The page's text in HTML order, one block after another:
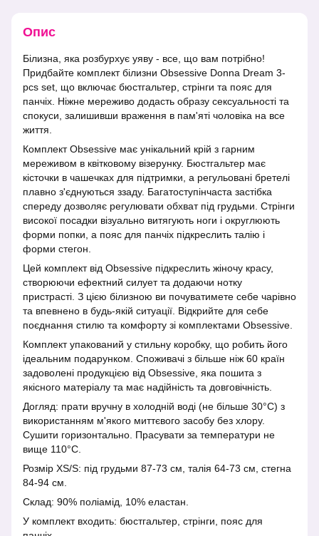
Опис
Білизна, яка розбурхує уяву - все, що вам потрібно!
Придбайте комплект білизни Obsessive Donna Dream 3-
pcs set, що включає бюстгальтер, стрінги та пояс для
панчіх. Ніжне мереживо додасть образу сексуальності та
спокуси, залишивши враження в пам'яті чоловіка на все
життя.
Комплект Obsessive має унікальний крій з гарним
мереживом в квітковому візерунку. Бюстгальтер має
кісточки в чашечках для підтримки, а регульовані бретелі
плавно з'єднуються ззаду. Багатоступінчаста застібка
спереду дозволяє регулювати обхват під грудьми. Стрінги
високої посадки візуально витягують ноги і округлюють
форми попки, а пояс для панчіх підкреслить талію і
форми стегон.
Цей комплект від Obsessive підкреслить жіночу красу,
створюючи ефектний силует та додаючи нотку
пристрасті. З цією білизною ви почуватимете себе чарівно
та впевнено в будь-якій ситуації. Відкрийте для себе
поєднання стилю та комфорту зі комплектами Obsessive.
Комплект упакований у стильну коробку, що робить його
ідеальним подарунком. Споживачі з більше ніж 60 країн
задоволені продукцією від Obsessive, яка пошита з
якісного матеріалу та має надійність та довговічність.
Догляд: прати вручну в холодній воді (не більше 30°C) з
використанням м'якого миттєвого засобу без хлору.
Сушити горизонтально. Прасувати за температури не
вище 110°C.
Розмір XS/S: під грудьми 87-73 см, талія 64-73 см, стегна
84-94 см.
Склад: 90% поліамід, 10% еластан.
У комплект входить: бюстгальтер, стрінги, пояс для